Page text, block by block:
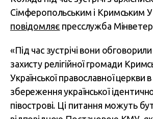
Сімферопольським і Кримським
повідомляє пресслужба
«Під час зустрічі вони
захисту релігійної громади
Української православної церкви
збереження української
півострові. Ці питання можуть